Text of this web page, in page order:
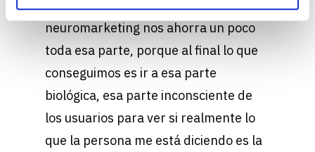
funcionando, de forma que el
neuromarketing nos ahorra un poco
toda esa parte, porque al final lo que
conseguimos es ir a esa parte
biológica, esa parte inconsciente de
los usuarios para ver si realmente lo
que la persona me está diciendo es la